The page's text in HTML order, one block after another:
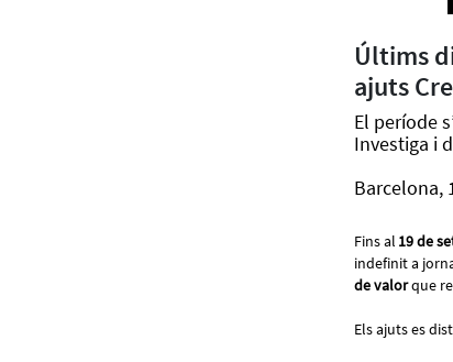
Últims
ajuts
El període
Investiga i
Barcelona,
Fins al 19 de
indefinit a
de valorque
Els ajuts es